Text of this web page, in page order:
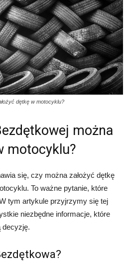
dętkę w motocyklu?
można
motocyklu?
się, czy można założyć dętkę
To ważne pytanie, które
tym artykule przyjrzymy się tej
niezbędne informacje, które
decyzję.